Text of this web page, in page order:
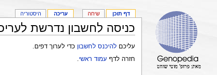
כניסה לחשבון נדרשת
עליכם להיכנס לחשבון כדי לערוך דפים.
חזרה לדף עמוד ראשי
דף תוכן שיחה עריכה היסטוריה